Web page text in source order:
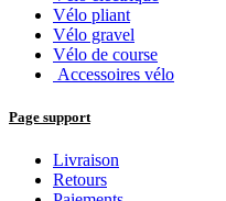
Vélo pliant
Vélo gravel
Vélo de course
Accessoires vélo
Page support
Livraison
Retours